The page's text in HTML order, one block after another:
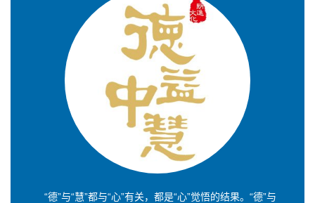
“德”与“慧”都与“心”有关，都是“心”觉悟的结果。“德”与